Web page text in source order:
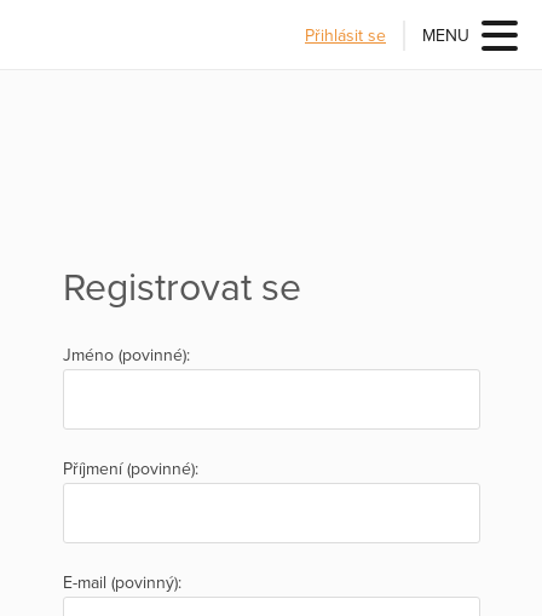
Přihlásit se MENU
Registrovat se
Jméno (povinné):
Příjmení (povinné):
E-mail (povinný):